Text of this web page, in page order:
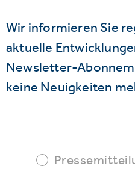
Wir informieren Sie
aktuelle
Newsletter-
keine Neuigkeiten